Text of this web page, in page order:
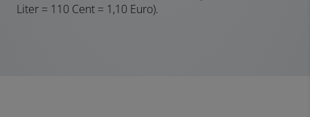
Liter = 110 Cent = 1,10 Euro).